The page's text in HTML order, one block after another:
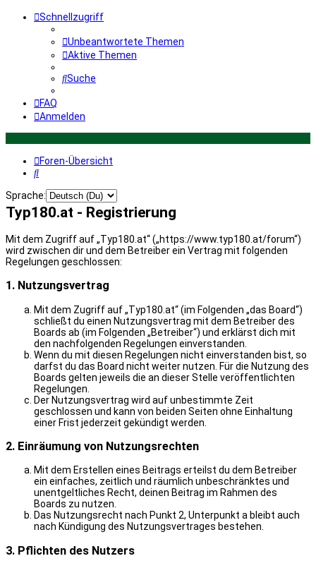
Schnellzugriff
Unbeantwortete Themen
Aktive Themen
Suche
FAQ
Anmelden
Foren-Übersicht
Suche
Sprache:
Typ180.at - Registrierung
Mit dem Zugriff auf „Typ180.at“ („https://www.typ180.at/forum“)
wird zwischen dir und dem Betreiber ein Vertrag mit folgenden
Regelungen geschlossen:
1. Nutzungsvertrag
Mit dem Zugriff auf „Typ180.at“ (im Folgenden „das Board“)
schließt du einen Nutzungsvertrag mit dem Betreiber des
Boards ab (im Folgenden „Betreiber“) und erklärst dich mit
den nachfolgenden Regelungen einverstanden.
Wenn du mit diesen Regelungen nicht einverstanden bist, so
darfst du das Board nicht weiter nutzen. Für die Nutzung des
Boards gelten jeweils die an dieser Stelle veröffentlichten
Regelungen.
Der Nutzungsvertrag wird auf unbestimmte Zeit
geschlossen und kann von beiden Seiten ohne Einhaltung
einer Frist jederzeit gekündigt werden.
2. Einräumung von Nutzungsrechten
Mit dem Erstellen eines Beitrags erteilst du dem Betreiber
ein einfaches, zeitlich und räumlich unbeschränktes und
unentgeltliches Recht, deinen Beitrag im Rahmen des
Boards zu nutzen.
Das Nutzungsrecht nach Punkt 2, Unterpunkt a bleibt auch
nach Kündigung des Nutzungsvertrages bestehen.
3. Pflichten des Nutzers